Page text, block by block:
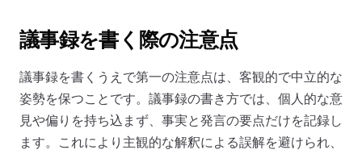
議事録を書く際の注意点
議事録を書くうえで第一の注意点は、客観的で中立的な
姿勢を保つことです。議事録の書き方では、個人的な意
見や偏りを持ち込まず、事実と発言の要点だけを記録し
ます。これにより主観的な解釈による誤解を避けられ、